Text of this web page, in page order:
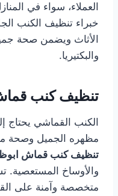
العملاء، سواء في
خبراء تنظيف الكنب
الأثاث ويضمن صحة
والبكتيريا.
تنظيف كنب
الكنب القماشي
مظهره الجميل وصحة
تنظيف كنب قماش
والأوساخ المستعصية.
متخصصة وآمنة على